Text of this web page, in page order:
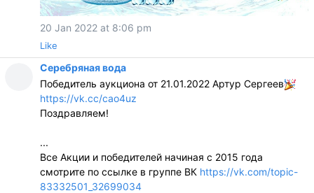
20 Jan 2022 at 8:06 pm
Like
Серебряная вода
Победитель аукциона от 21.01.2022 Артур Сергеев
https://vk.cc/cao4uz
Поздравляем!
...
Все Акции и победителей начиная с 2015 года
смотрите по ссылке в группе ВК https://vk.com/topic-
83332501_32699034